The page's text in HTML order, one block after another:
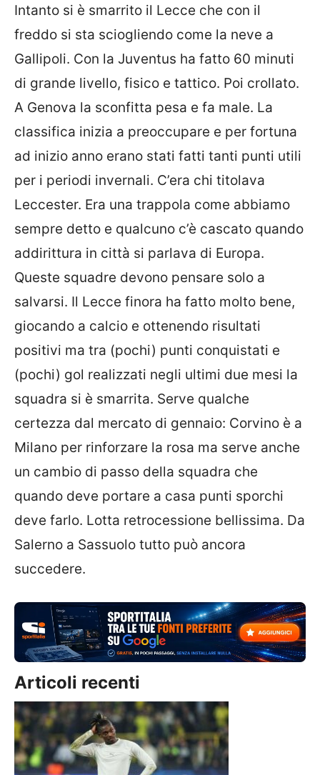
Intanto si è smarrito il Lecce che con il
freddo si sta sciogliendo come la neve a
Gallipoli. Con la Juventus ha fatto 60 minuti
di grande livello, fisico e tattico. Poi crollato.
A Genova la sconfitta pesa e fa male. La
classifica inizia a preoccupare e per fortuna
ad inizio anno erano stati fatti tanti punti utili
per i periodi invernali. C’era chi titolava
Leccester. Era una trappola come abbiamo
sempre detto e qualcuno c’è cascato quando
addirittura in città si parlava di Europa.
Queste squadre devono pensare solo a
salvarsi. Il Lecce finora ha fatto molto bene,
giocando a calcio e ottenendo risultati
positivi ma tra (pochi) punti conquistati e
(pochi) gol realizzati negli ultimi due mesi la
squadra si è smarrita. Serve qualche
certezza dal mercato di gennaio: Corvino è a
Milano per rinforzare la rosa ma serve anche
un cambio di passo della squadra che
quando deve portare a casa punti sporchi
deve farlo. Lotta retrocessione bellissima. Da
Salerno a Sassuolo tutto può ancora
succedere.
Articoli recenti